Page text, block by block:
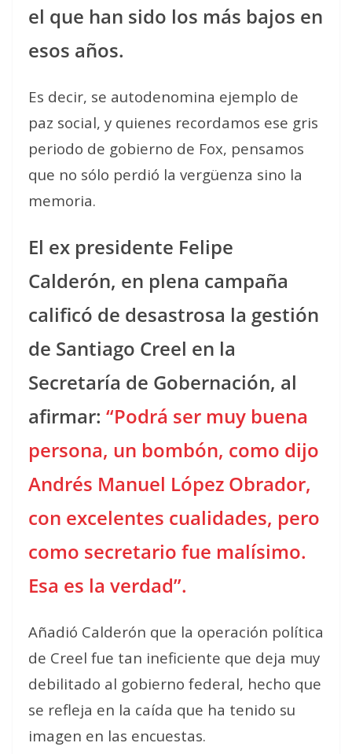
el que han sido los más bajos en
esos años.
Es decir, se autodenomina ejemplo de
paz social, y quienes recordamos ese gris
periodo de gobierno de Fox, pensamos
que no sólo perdió la vergüenza sino la
memoria.
El ex presidente Felipe
Calderón, en plena campaña
calificó de desastrosa la gestión
de Santiago Creel en la
Secretaría de Gobernación, al
afirmar: “Podrá ser muy buena
persona, un bombón, como dijo
Andrés Manuel López Obrador,
con excelentes cualidades, pero
como secretario fue malísimo.
Esa es la verdad”.
Añadió Calderón que la operación política
de Creel fue tan ineficiente que deja muy
debilitado al gobierno federal, hecho que
se refleja en la caída que ha tenido su
imagen en las encuestas.